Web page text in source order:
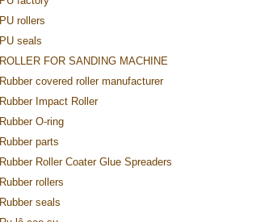
PU rollers
PU seals
ROLLER FOR SANDING MACHINE
Rubber covered roller manufacturer
Rubber Impact Roller
Rubber O-ring
Rubber parts
Rubber Roller Coater Glue Spreaders
Rubber rollers
Rubber seals